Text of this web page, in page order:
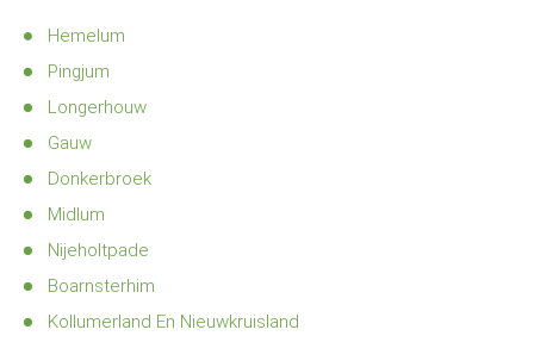
Hemelum
Pingjum
Longerhouw
Gauw
Donkerbroek
Midlum
Nijeholtpade
Boarnsterhim
Kollumerland En Nieuwkruisland